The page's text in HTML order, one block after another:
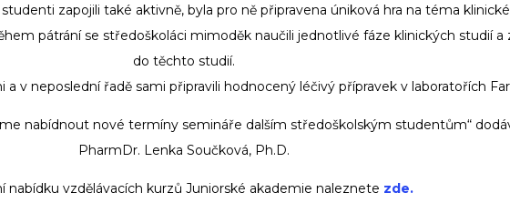
zapojili také aktivně, byla pro ně připravena úniková hra na téma
pátrání se středoškoláci mimoděk naučili jednotlivé fáze klinických studií a
do těchto studií.
v neposlední řadě sami připravili hodnocený léčivý přípravek v laboratořích
nabídnout nové termíny semináře dalším středoškolským studentům“
PharmDr. Lenka Součková, Ph.D.
nabídku vzdělávacích kurzů Juniorské akademie naleznete zde.